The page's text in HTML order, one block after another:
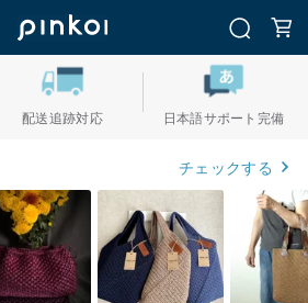
配送追跡対応 日本語サポート完備
チェックする